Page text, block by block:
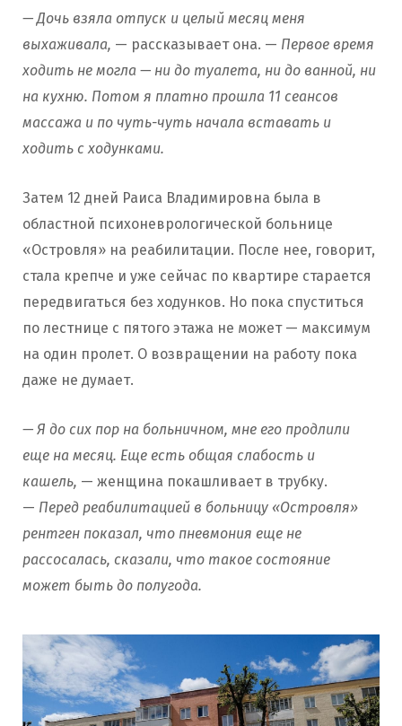
— Дочь взяла отпуск и целый месяц меня
выхаживала, — рассказывает она. — Первое время
ходить не могла — ни до туалета, ни до ванной, ни
на кухню. Потом я платно прошла 11 сеансов
массажа и по чуть-чуть начала вставать и
ходить с ходунками.
Затем 12 дней Раиса Владимировна была в
областной психоневрологической больнице
«Островля» на реабилитации. После нее, говорит,
стала крепче и уже сейчас по квартире старается
передвигаться без ходунков. Но пока спуститься
по лестнице с пятого этажа не может — максимум
на один пролет. О возвращении на работу пока
даже не думает.
— Я до сих пор на больничном, мне его продлили
еще на месяц. Еще есть общая слабость и
кашель, — женщина покашливает в трубку.
— Перед реабилитацией в больницу «Островля»
рентген показал, что пневмония еще не
рассосалась, сказали, что такое состояние
может быть до полугода.